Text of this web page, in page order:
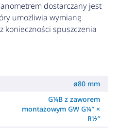
dostarczany jest
umożliwia wymianę
konieczności spuszczenia
ø80 mm
G¼B z zaworem
montażowym GW G¼″ ×
R½″